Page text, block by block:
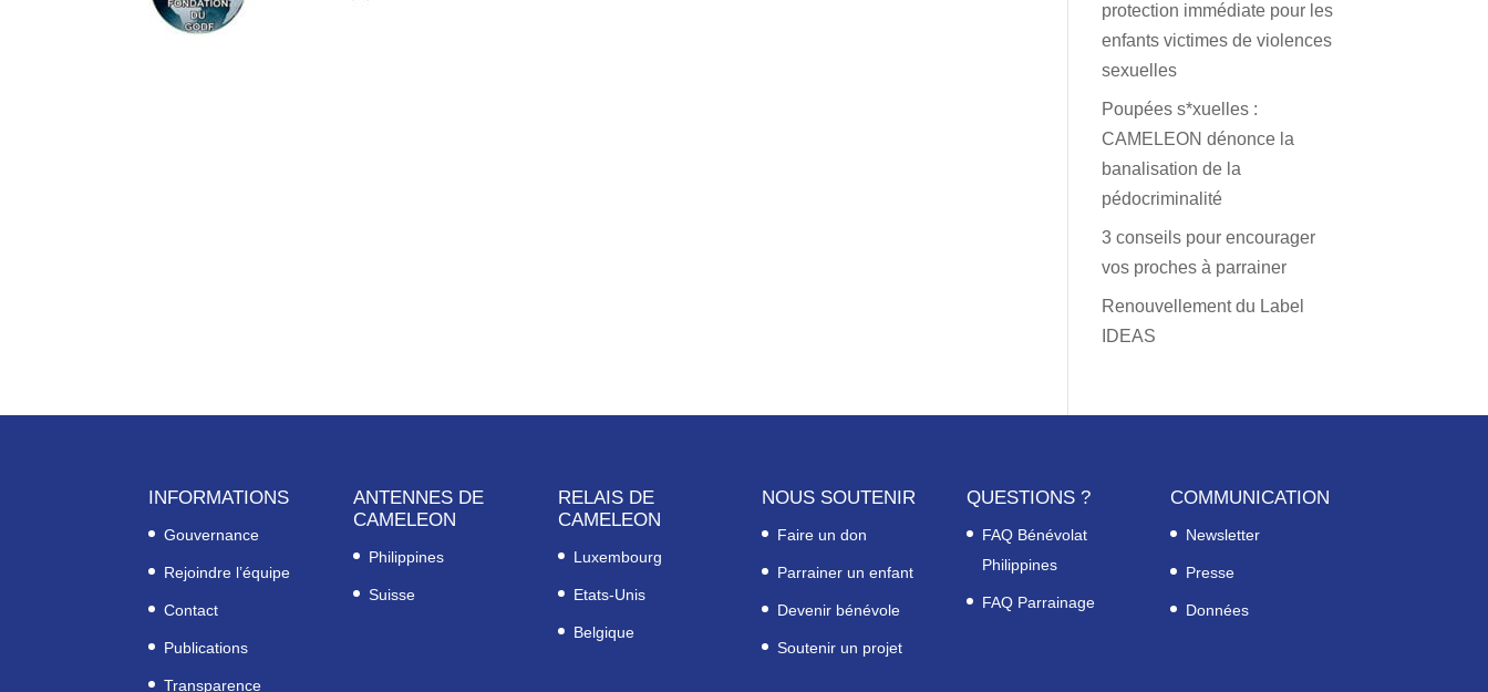
protection immédiate pour les
enfants victimes de violences
sexuelles
Poupées s*xuelles :
CAMELEON dénonce la
banalisation de la
pédocriminalité
3 conseils pour encourager
vos proches à parrainer
Renouvellement du Label
IDEAS
INFORMATIONS
Gouvernance
Rejoindre l’équipe
Contact
Publications
Transparence
ANTENNES DE
CAMELEON
Philippines
Suisse
RELAIS DE
CAMELEON
Luxembourg
Etats-Unis
Belgique
NOUS SOUTENIR
Faire un don
Parrainer un enfant
Devenir bénévole
Soutenir un projet
QUESTIONS ?
FAQ Bénévolat
Philippines
FAQ Parrainage
COMMUNICATION
Newsletter
Presse
Données